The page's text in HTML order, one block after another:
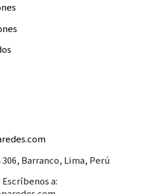
306, Barranco, Lima, Perú
a: